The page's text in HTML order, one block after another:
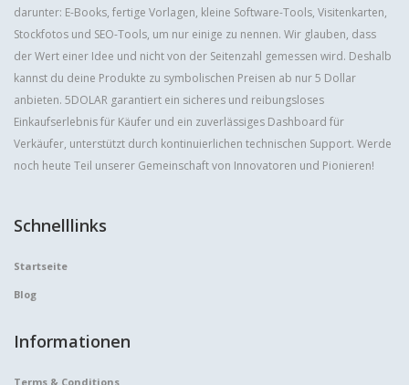
darunter: E-Books, fertige Vorlagen, kleine Software-Tools, Visitenkarten,
Stockfotos und SEO-Tools, um nur einige zu nennen. Wir glauben, dass
der Wert einer Idee und nicht von der Seitenzahl gemessen wird. Deshalb
kannst du deine Produkte zu symbolischen Preisen ab nur 5 Dollar
anbieten. 5DOLAR garantiert ein sicheres und reibungsloses
Einkaufserlebnis für Käufer und ein zuverlässiges Dashboard für
Verkäufer, unterstützt durch kontinuierlichen technischen Support. Werde
noch heute Teil unserer Gemeinschaft von Innovatoren und Pionieren!
Schnelllinks
Startseite
Blog
Informationen
Terms & Conditions